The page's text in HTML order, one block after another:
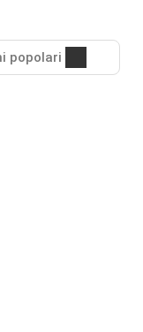
popolari